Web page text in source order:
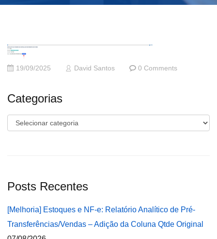
19/09/2025 David Santos 0 Comments
Categorias
Categorias
Posts Recentes
[Melhoria] Estoques e NF-e: Relatório Analítico de Pré-
Transferências/Vendas – Adição da Coluna Qtde Original